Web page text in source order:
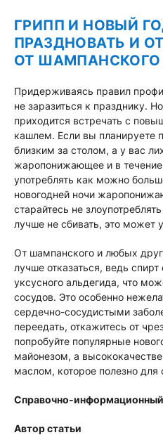
ГРИПП И НОВЫЙ
ПРАЗДНОВАТЬ И
ОТ ШАМПАНСКОГО
Придерживаясь правил
не заразиться к празднику.
приходится встречать с
кашлем. Если вы планируете
близким за столом, а у вас
жаропонижающее и в течение
употреблять как можно
новогодней ночи
старайтесь не
лучше не сбивать, это может
От шампанского и любых
лучше отказаться, ведь
уксусного альдегида, что
сосудов. Это особенно
сердечно-сосудистыми
переедать, откажитесь от
попробуйте популярные
майонезом, а
маслом, которое полезно для
Справочно-
Автор статьи